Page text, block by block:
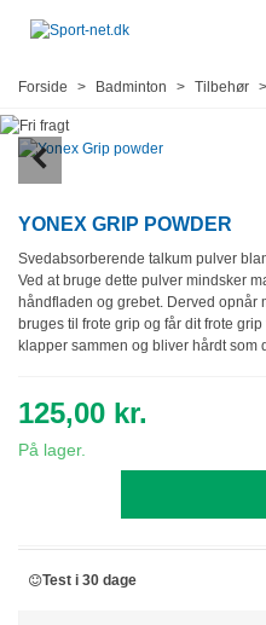
Forside > Badminton > Tilbehør >
YONEX GRIP POWDER
Svedabsorberende talkum pulver
Ved at bruge dette pulver mindsker
håndfladen og grebet. Derved opnår
bruges til frote grip og får dit frote
klapper sammen og bliver hårdt som
125,00 kr.
På lager.
Test i 30 dage